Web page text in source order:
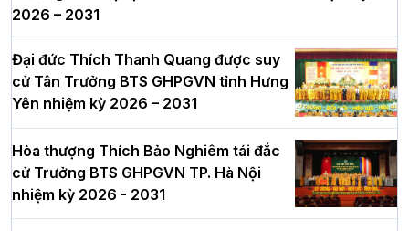
2026 – 2031
Đại đức Thích Thanh Quang được suy
cử Tân Trưởng BTS GHPGVN tỉnh Hưng
Yên nhiệm kỳ 2026 – 2031
Hòa thượng Thích Bảo Nghiêm tái đắc
cử Trưởng BTS GHPGVN TP. Hà Nội
nhiệm kỳ 2026 - 2031